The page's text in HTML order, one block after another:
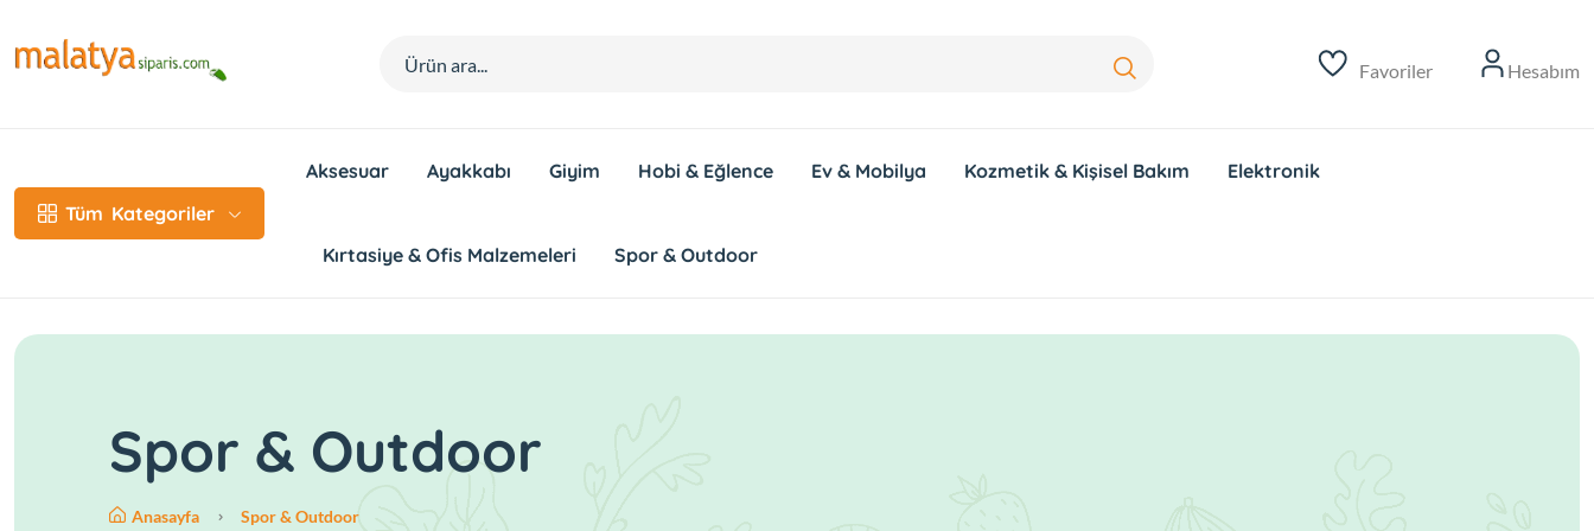
Favoriler Hesabım
Tüm Kategoriler
Aksesuar Ayakkabı Giyim Hobi & Eğlence Ev & Mobilya Kozmetik & Kişisel Bakım Elektronik
Kırtasiye & Ofis Malzemeleri Spor & Outdoor
Spor & Outdoor
Anasayfa Spor & Outdoor